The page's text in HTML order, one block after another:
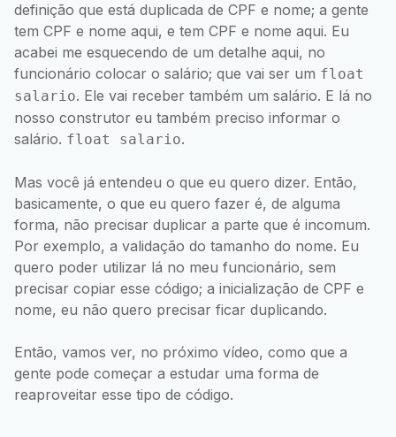
definição que está duplicada de CPF e nome; a gente
tem CPF e nome aqui, e tem CPF e nome aqui. Eu
acabei me esquecendo de um detalhe aqui, no
funcionário colocar o salário; que vai ser um float
salario. Ele vai receber também um salário. E lá no
nosso construtor eu também preciso informar o
salário. float salario.
Mas você já entendeu o que eu quero dizer. Então,
basicamente, o que eu quero fazer é, de alguma
forma, não precisar duplicar a parte que é incomum.
Por exemplo, a validação do tamanho do nome. Eu
quero poder utilizar lá no meu funcionário, sem
precisar copiar esse código; a inicialização de CPF e
nome, eu não quero precisar ficar duplicando.
Então, vamos ver, no próximo vídeo, como que a
gente pode começar a estudar uma forma de
reaproveitar esse tipo de código.